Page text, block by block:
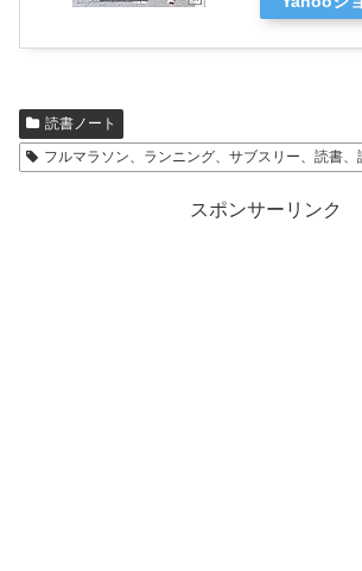
読書ノート
フルマラソン、ランニング、サブスリー、読書、
スポンサーリンク